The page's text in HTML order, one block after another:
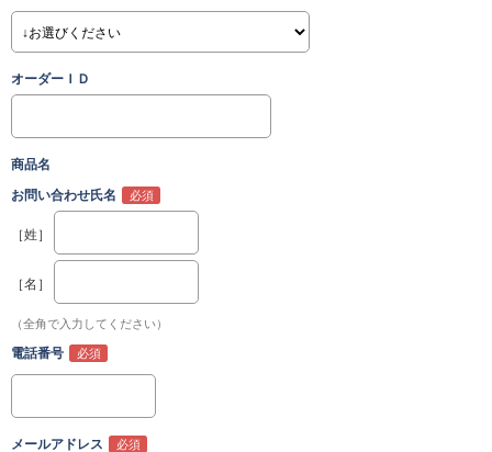
オーダーＩＤ
商品名
お問い合わせ氏名
［姓］
［名］
（全角で入力してください）
電話番号
メールアドレス